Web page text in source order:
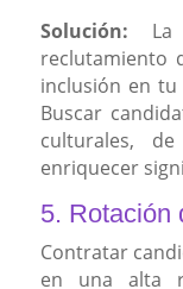
Solución: La
reclutamiento
inclusión en tu
Buscar
culturales,
enriquecer
5. Rotación
Contratar
en una alta